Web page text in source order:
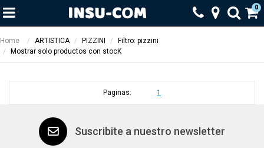
0
Home ARTISTICA PIZZINI
Filtro: pizzini
Mostrar solo productos con stocK
Paginas: 1
Suscribite a nuestro newsletter